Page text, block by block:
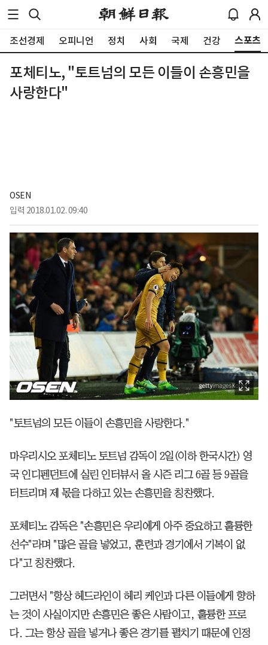
조선경제 오피니언 정치 사회 국제 건강 스포츠
포체티노, "토트넘의 모든 이들이 손흥민을
사랑한다"
OSEN
입력 2018.01.02. 09:40
"토트넘의 모든 이들이 손흥민을 사랑한다."
마우리시오 포체티노 토트넘 감독이 2일(이하 한국시간) 영
국 인디펜던트에 실린 인터뷰서 올 시즌 리그 6골 등 9골을
터트리며 제 몫을 다하고 있는 손흥민을 칭찬했다.
포체티노 감독은 "손흥민은 우리에게 아주 중요하고 훌륭한
선수"라며 "많은 골을 넣었고, 훈련과 경기에서 기복이 없
다"고 칭찬했다.
그러면서 "항상 헤드라인이 헤리 케인과 다른 이들에게 향하
는 것이 사실이지만 손흥민은 좋은 사람이고, 훌륭한 프로
다. 그는 항상 골을 넣거나 좋은 경기를 펼치기 때문에 인정